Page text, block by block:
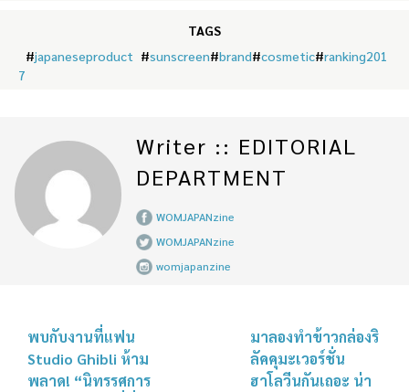
TAGS
#japaneseproduct #sunscreen#brand#cosmetic#ranking201
7
Writer :: EDITORIAL
DEPARTMENT
WOMJAPANzine
WOMJAPANzine
womjapanzine
พบกับงานที่แฟน
Studio Ghibli ห้าม
พลาด! “นิทรรศการ
มาลองทำข้าวกล่องริ
ลัคคุมะเวอร์ชั่น
ฮาโลวีนกันเถอะ น่า